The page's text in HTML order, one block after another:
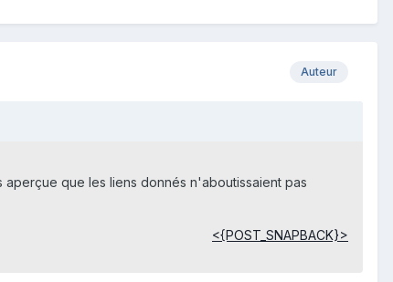
Auteur
que les liens donnés n'aboutissaient pas
<{POST_SNAPBACK}>